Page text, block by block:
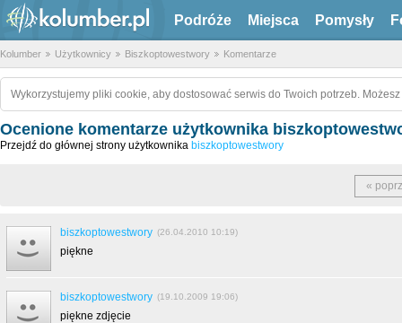
Podróże Miejsca Pomysły
Kolumber Użytkownicy Biszkoptowestwory Komentarze
Wykorzystujemy pliki cookie, aby dostosować serwis do Twoich potrzeb.
Ocenione komentarze użytkownika
Przejdź do głównej strony użytkownika biszkoptowestwory
«
biszkoptowestwory (26.04.2010 10:19)
piękne
biszkoptowestwory (19.10.2009 19:06)
piękne zdjęcie